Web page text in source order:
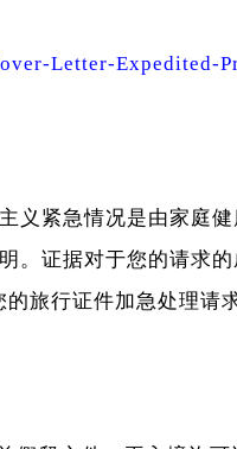
Letter-Expedited-
义紧急情况是由家庭
。证据对于您的请求
旅行证件加急处理请求